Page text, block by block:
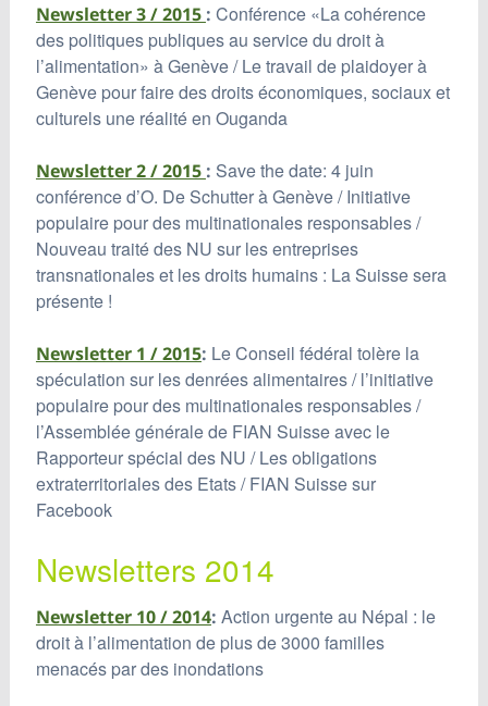
Newsletter 3 / 2015 : Conférence «La cohérence
des politiques publiques au service du droit à
l’alimentation» à Genève / Le travail de plaidoyer à
Genève pour faire des droits économiques, sociaux et
culturels une réalité en Ouganda
Newsletter 2 / 2015 : Save the date: 4 juin
conférence d’O. De Schutter à Genève / Initiative
populaire pour des multinationales responsables /
Nouveau traité des NU sur les entreprises
transnationales et les droits humains : La Suisse sera
présente !
Newsletter 1 / 2015: Le Conseil fédéral tolère la
spéculation sur les denrées alimentaires / l’initiative
populaire pour des multinationales responsables /
l’Assemblée générale de FIAN Suisse avec le
Rapporteur spécial des NU / Les obligations
extraterritoriales des Etats / FIAN Suisse sur
Facebook
Newsletters 2014
Newsletter 10 / 2014: Action urgente au Népal : le
droit à l’alimentation de plus de 3000 familles
menacés par des inondations